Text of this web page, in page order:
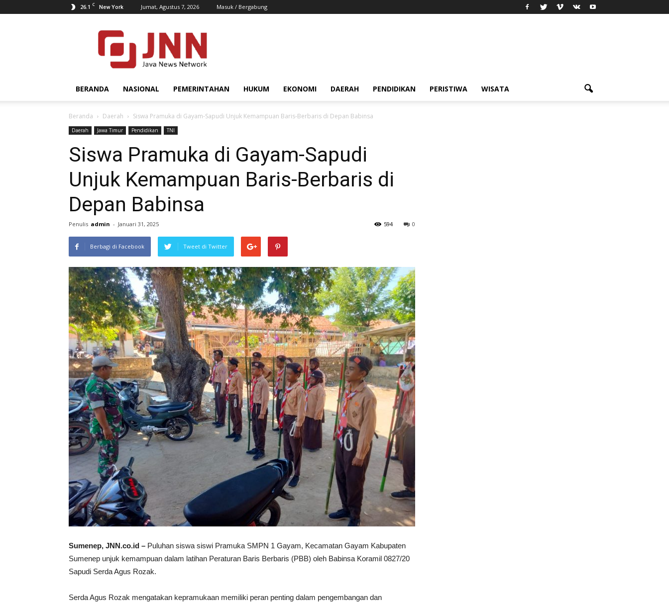
26.1 C New York Jumat, Agustus 7, 2026 Masuk / Bergabung
JNN.co.id
BERANDA NASIONAL PEMERINTAHAN HUKUM EKONOMI DAERAH PENDIDIKAN PERISTIWA WISATA
Beranda Daerah Siswa Pramuka di Gayam-Sapudi Unjuk Kemampuan Baris-Berbaris di Depan Babinsa
Daerah Jawa Timur Pendidikan TNI
Siswa Pramuka di Gayam-Sapudi
Unjuk Kemampuan Baris-Berbaris di
Depan Babinsa
Penulis admin - Januari 31, 2025 0
594
Berbagi di Facebook Tweet di Twitter
Sumenep, JNN.co.id – Puluhan siswa siswi Pramuka SMPN 1 Gayam, Kecamatan Gayam Kabupaten
Sumenep unjuk kemampuan dalam latihan Peraturan Baris Berbaris (PBB) oleh Babinsa Koramil 0827/20
Sapudi Serda Agus Rozak.
Serda Agus Rozak mengatakan kepramukaan memiliki peran penting dalam pengembangan dan